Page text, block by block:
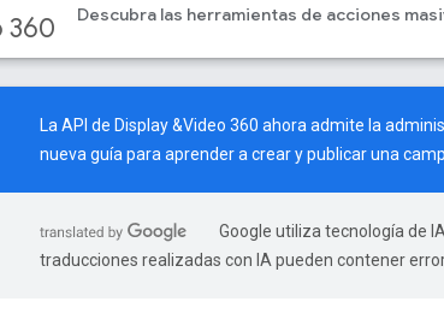
360 Descubra las herramientas de acciones
La API de Display &Video 360 ahora admite la
nueva guía para aprender a crear y publicar una
Google utiliza tecnología de
traducciones realizadas con IA pueden contener